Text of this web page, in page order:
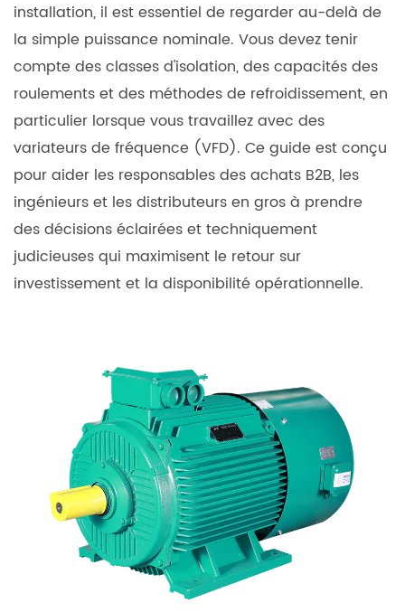
basse
tension
»
dans
des
contextes
industriels
1.2
Comment
fonctionne
la
technologie
variable
fréquence
variable
basse
tension
installation, il est essentiel de regarder au-delà de
la simple puissance nominale. Vous devez tenir
compte des classes d'isolation, des capacités des
roulements et des méthodes de refroidissement, en
particulier lorsque vous travaillez avec des
variateurs de fréquence (VFD). Ce guide est conçu
pour aider les responsables des achats B2B, les
ingénieurs et les distributeurs en gros à prendre
des décisions éclairées et techniquement
judicieuses qui maximisent le retour sur
investissement et la disponibilité opérationnelle.